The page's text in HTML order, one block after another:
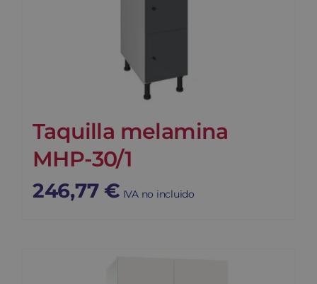
Taquilla melamina
MHP-30/1
246,77 € IVA no incluido